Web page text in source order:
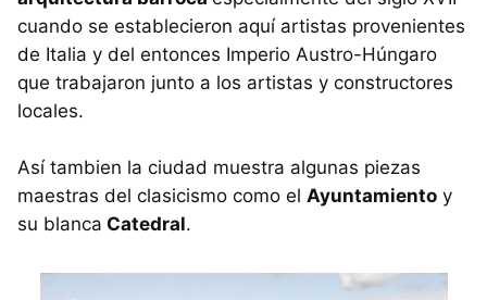
cuando se establecieron aquí artistas provenientes
de Italia y del entonces Imperio Austro-Húngaro
que trabajaron junto a los artistas y constructores
locales.
Así tambien la ciudad muestra algunas piezas
maestras del clasicismo como el Ayuntamiento y
su blanca Catedral.